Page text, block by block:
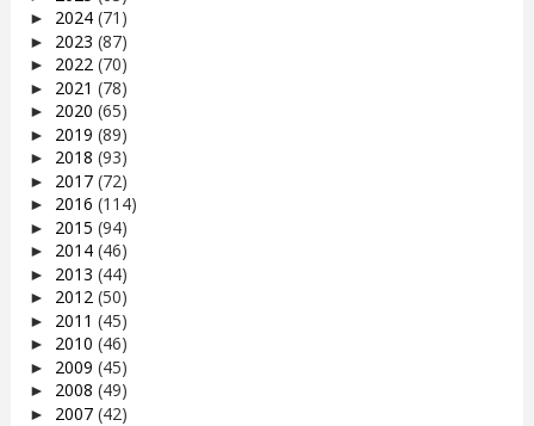
► 2024 (71)
► 2023 (87)
► 2022 (70)
► 2021 (78)
► 2020 (65)
► 2019 (89)
► 2018 (93)
► 2017 (72)
► 2016 (114)
► 2015 (94)
► 2014 (46)
► 2013 (44)
► 2012 (50)
► 2011 (45)
► 2010 (46)
► 2009 (45)
► 2008 (49)
► 2007 (42)